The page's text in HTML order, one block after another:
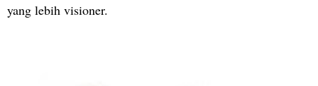
yang lebih visioner.